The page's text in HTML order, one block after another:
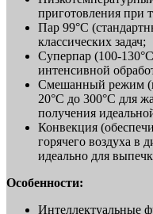
приготовления при
Пар 99°C
классических задач;
Суперпар (100-
интенсивной
Смешанный режим
20°C до 300°C для
получения
Конвекция
горячего воздуха в
идеально для
Особенности:
Интеллектуальные